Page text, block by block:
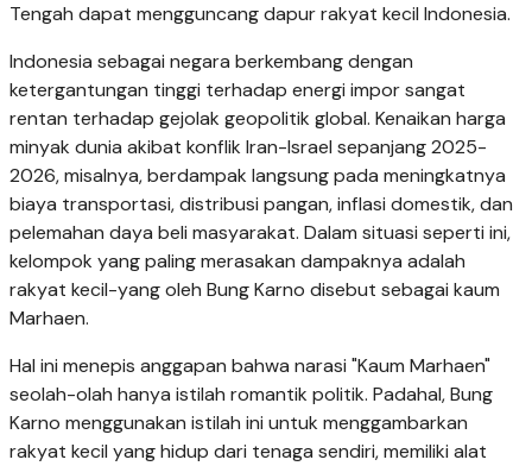
Tengah dapat mengguncang dapur rakyat kecil Indonesia.
Indonesia sebagai negara berkembang dengan
ketergantungan tinggi terhadap energi impor sangat
rentan terhadap gejolak geopolitik global. Kenaikan harga
minyak dunia akibat konflik Iran-Israel sepanjang 2025-
2026, misalnya, berdampak langsung pada meningkatnya
biaya transportasi, distribusi pangan, inflasi domestik, dan
pelemahan daya beli masyarakat. Dalam situasi seperti ini,
kelompok yang paling merasakan dampaknya adalah
rakyat kecil-yang oleh Bung Karno disebut sebagai kaum
Marhaen.
Hal ini menepis anggapan bahwa narasi "Kaum Marhaen"
seolah-olah hanya istilah romantik politik. Padahal, Bung
Karno menggunakan istilah ini untuk menggambarkan
rakyat kecil yang hidup dari tenaga sendiri, memiliki alat